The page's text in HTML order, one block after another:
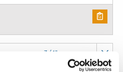
model C aantal
3/4”